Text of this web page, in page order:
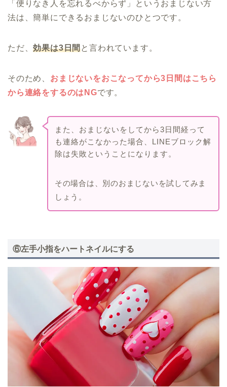
「便りなき人を忘れるべからず」というおまじない方
法は、簡単にできるおまじないのひとつです。
ただ、効果は3日間と言われています。
そのため、 おまじないをおこなってから3日間はこちら
から連絡をするのはNGです。
また、おまじないをしてから3日間経って
も連絡がこなかった場合、LINEブロック解
除は失敗ということになります。
その場合は、別のおまじないを試してみま
しょう。
⑥左手小指をハートネイルにする